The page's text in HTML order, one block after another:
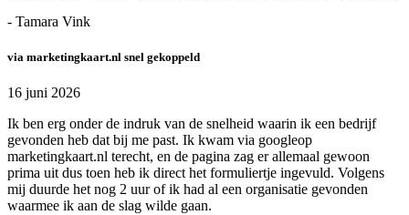
- Tamara Vink
via marketingkaart.nl snel gekoppeld
16 juni 2026
Ik ben erg onder de indruk van de snelheid waarin ik een bedrijf
gevonden heb dat bij me past. Ik kwam via googleop
marketingkaart.nl terecht, en de pagina zag er allemaal gewoon
prima uit dus toen heb ik direct het formuliertje ingevuld. Volgens
mij duurde het nog 2 uur of ik had al een organisatie gevonden
waarmee ik aan de slag wilde gaan.